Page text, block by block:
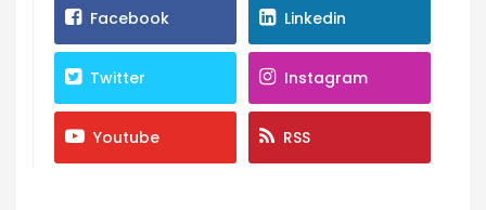
Facebook Linkedin
Twitter Instagram
Youtube RSS